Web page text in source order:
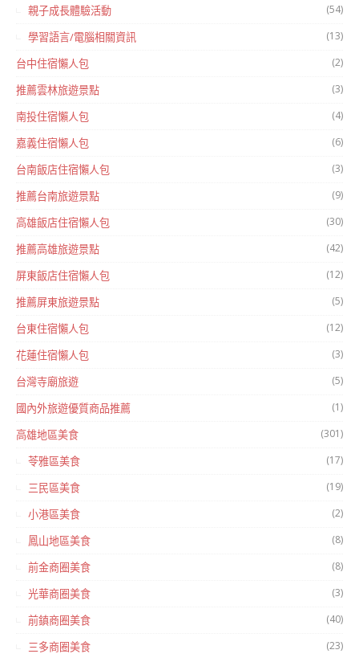
親子成長體驗活動 (54)
學習語言/電腦相關資訊 (13)
台中住宿懶人包 (2)
推薦雲林旅遊景點 (3)
南投住宿懶人包 (4)
嘉義住宿懶人包 (6)
台南飯店住宿懶人包 (3)
推薦台南旅遊景點 (9)
高雄飯店住宿懶人包 (30)
推薦高雄旅遊景點 (42)
屏東飯店住宿懶人包 (12)
推薦屏東旅遊景點 (5)
台東住宿懶人包 (12)
花蓮住宿懶人包 (3)
台灣寺廟旅遊 (5)
國內外旅遊優質商品推薦 (1)
高雄地區美食 (301)
苓雅區美食 (17)
三民區美食 (19)
小港區美食 (2)
鳳山地區美食 (8)
前金商圈美食 (8)
光華商圈美食 (3)
前鎮商圈美食 (40)
三多商圈美食 (23)